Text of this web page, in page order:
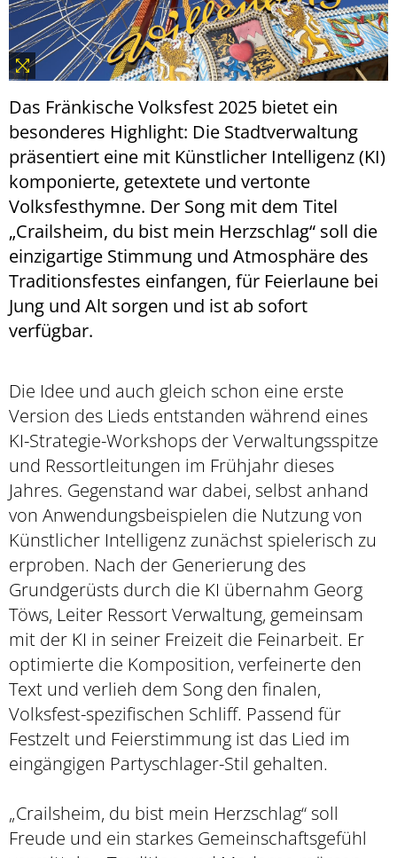
Das Fränkische Volksfest 2025 bietet ein
besonderes Highlight: Die Stadtverwaltung
präsentiert eine mit Künstlicher Intelligenz (KI)
komponierte, getextete und vertonte
Volksfesthymne. Der Song mit dem Titel
„Crailsheim, du bist mein Herzschlag“ soll die
einzigartige Stimmung und Atmosphäre des
Traditionsfestes einfangen, für Feierlaune bei
Jung und Alt sorgen und ist ab sofort
verfügbar.
Die Idee und auch gleich schon eine erste
Version des Lieds entstanden während eines
KI-Strategie-Workshops der Verwaltungsspitze
und Ressortleitungen im Frühjahr dieses
Jahres. Gegenstand war dabei, selbst anhand
von Anwendungsbeispielen die Nutzung von
Künstlicher Intelligenz zunächst spielerisch zu
erproben. Nach der Generierung des
Grundgerüsts durch die KI übernahm Georg
Töws, Leiter Ressort Verwaltung, gemeinsam
mit der KI in seiner Freizeit die Feinarbeit. Er
optimierte die Komposition, verfeinerte den
Text und verlieh dem Song den finalen,
Volksfest-spezifischen Schliff. Passend für
Festzelt und Feierstimmung ist das Lied im
eingängigen Partyschlager-Stil gehalten.
„Crailsheim, du bist mein Herzschlag“ soll
Freude und ein starkes Gemeinschaftsgefühl